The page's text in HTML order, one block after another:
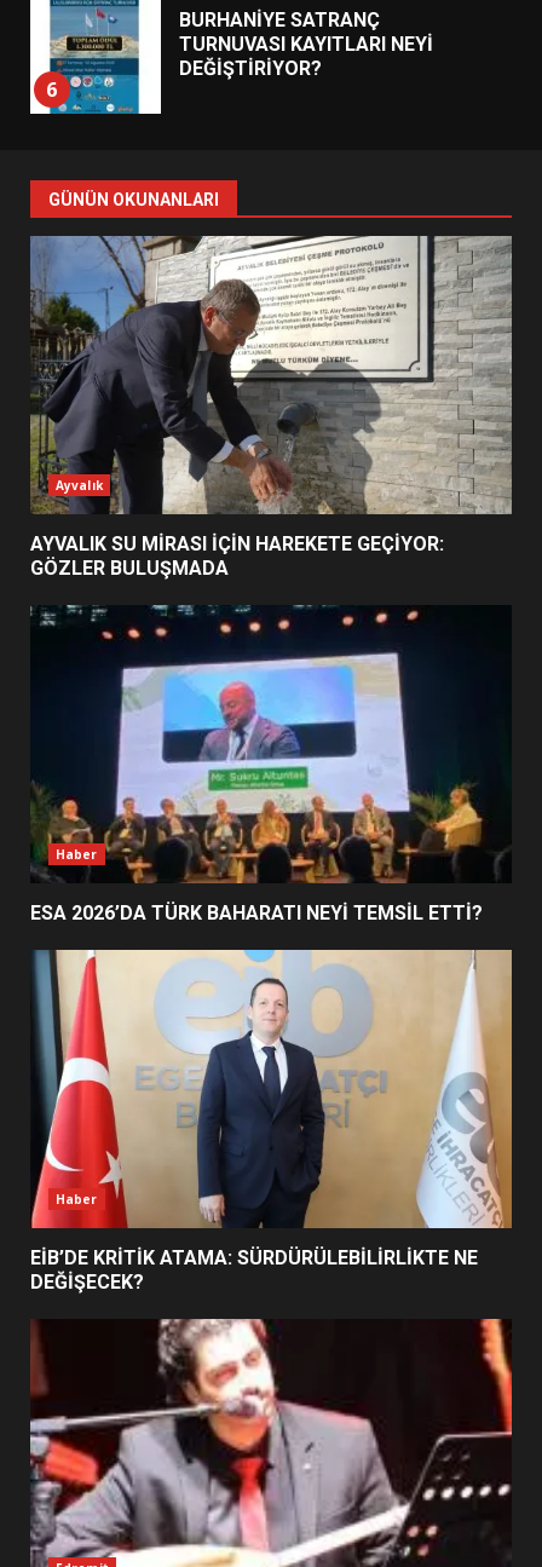
6
BURHANİYE SATRANÇ
TURNUVASI KAYITLARI NEYİ
DEĞİŞTİRİYOR?
7
YENİ YÖNETİM NASIL
ŞEKİLLENDİ?
1
AYVALIK SU MİRASI İÇİN
HAREKETE GEÇİYOR: GÖZLER
BULUŞMADA
2
ESA 2026’DA TÜRK BAHARATI
NEYİ TEMSİL ETTİ?
EİB’DE KRİTİK ATAMA:
SÜRDÜRÜLEBİLİRLİKTE NE
DEĞİŞECEK?
4
EDREMİT’İN GURURU TÜRKİYE
FİNALİNDE NE BAŞARDI?
5
UZATILDI: NE DEĞİŞTİ?
6
BURHANİYE SATRANÇ
TURNUVASI KAYITLARI NEYİ
DEĞİŞTİRİYOR?
BURHANİYE BELEDİYESPOR’DA
YENİ YÖNETİM NASIL
GÜNÜN OKUNANLARI
Ayvalık
AYVALIK SU MİRASI İÇİN HAREKETE GEÇİYOR:
GÖZLER BULUŞMADA
Haber
ESA 2026’DA TÜRK BAHARATI NEYİ TEMSİL ETTİ?
Haber
EİB’DE KRİTİK ATAMA: SÜRDÜRÜLEBİLİRLİKTE NE
DEĞİŞECEK?